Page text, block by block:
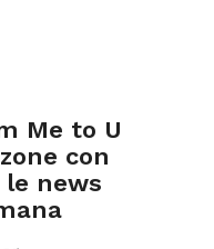
Me to U
con
le news